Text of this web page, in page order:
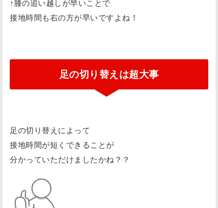
↑膝の追い越しが早いことで
接地時間も右の方が早いですよね！
足の切り替えは超大事
足の切り替えによって
接地時間が短くできることが
分かっていただけましたかね？？